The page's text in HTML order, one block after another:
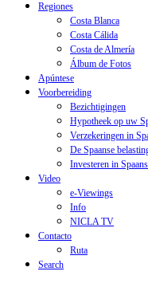
Regiones
Costa Blanca
Costa Cálida
Costa de Almería
Álbum de Fotos
Apúntese
Voorbereiding
Bezichtigingen
Hypotheek op uw
Verzekeringen in
De Spaanse
Investeren in
Video
e-Viewings
Info
NICLA TV
Contacto
Ruta
Search